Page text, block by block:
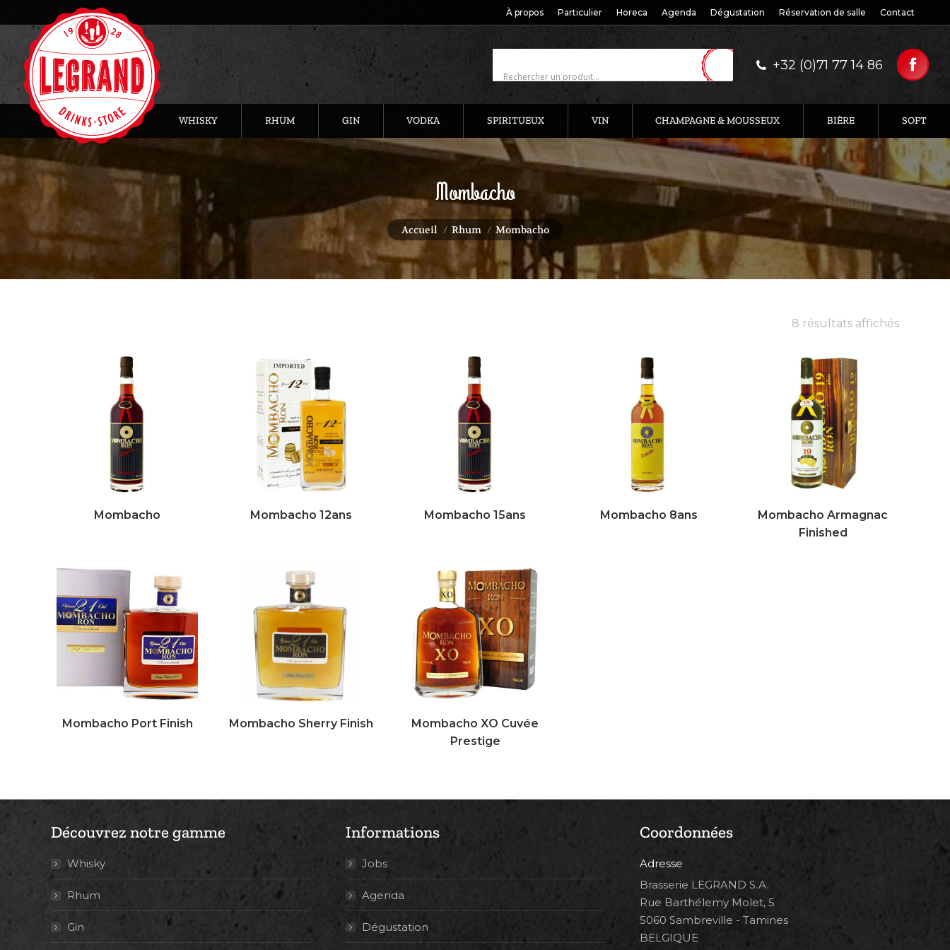
À propos Particulier Horeca Agenda Dégustation Réservation de salle Contact
+32 (0)71 77 14 86
WHISKY RHUM GIN VODKA SPIRITUEUX VIN CHAMPAGNE & MOUSSEUX BIÈRE SOFT
Mombacho
Vous êtes ici :
Accueil Rhum Mombacho
8 résultats affichés
Mombacho Mombacho 12ans Mombacho 15ans Mombacho 8ans
Mombacho Armagnac
Finished
Mombacho Port Finish Mombacho Sherry Finish
Mombacho XO Cuvée
Prestige
Découvrez notre gamme
Whisky
Rhum
Gin
Informations
Jobs
Agenda
Dégustation
Coordonnées
Adresse
Brasserie LEGRAND S.A.
Rue Barthélemy Molet, 5
5060 Sambreville - Tamines
BELGIQUE